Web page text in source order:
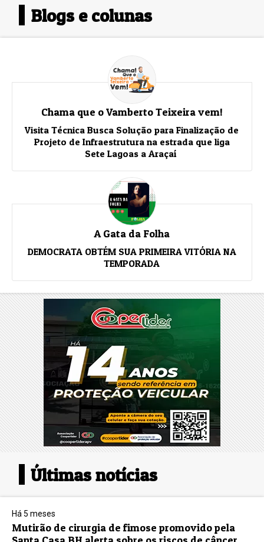
Blogs e colunas
Chama que o Vamberto Teixeira vem!
Visita Técnica Busca Solução para Finalização de
Projeto de Infraestrutura na estrada que liga
Sete Lagoas a Araçaí
A Gata da Folha
DEMOCRATA OBTÉM SUA PRIMEIRA VITÓRIA NA
TEMPORADA
Últimas notícias
Há 5 meses
Mutirão de cirurgia de fimose promovido pela